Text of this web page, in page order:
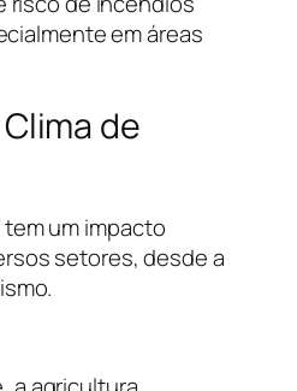
em áreas
de
um impacto
setores, desde a